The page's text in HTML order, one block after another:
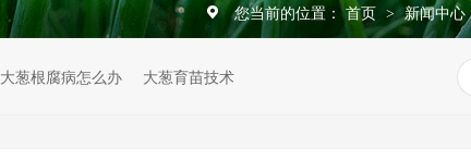
您当前的位置： 首页 > 新闻中心
大葱根腐病怎么办 大葱育苗技术